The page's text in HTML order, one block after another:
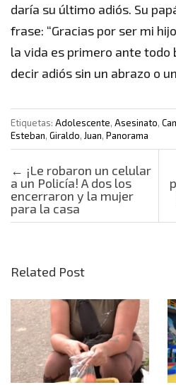
daría su último adiós. Su
frase: “Gracias por ser mi
la vida es primero ante todo
decir adiós sin un abrazo o
Etiquetas: Adolescente, Asesinato,
Esteban, Giraldo, Juan, Panorama
Post navigation
← ¡Le robaron un celular
a un Policía! A dos los
encerraron y la mujer
para la casa
Related Post